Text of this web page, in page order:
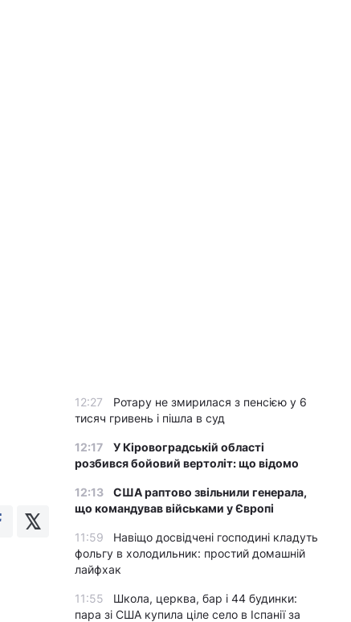
12:27
Ротару не змирилася з пенсією у 6
тисяч гривень і пішла в суд
12:17
У Кіровоградській області
розбився бойовий вертоліт: що відомо
12:13
США раптово звільнили генерала,
що командував військами у Європі
11:59
Навіщо досвідчені господині кладуть
фольгу в холодильник: простий домашній
лайфхак
11:55
Школа, церква, бар і 44 будинки:
пара зі США купила ціле село в Іспанії за